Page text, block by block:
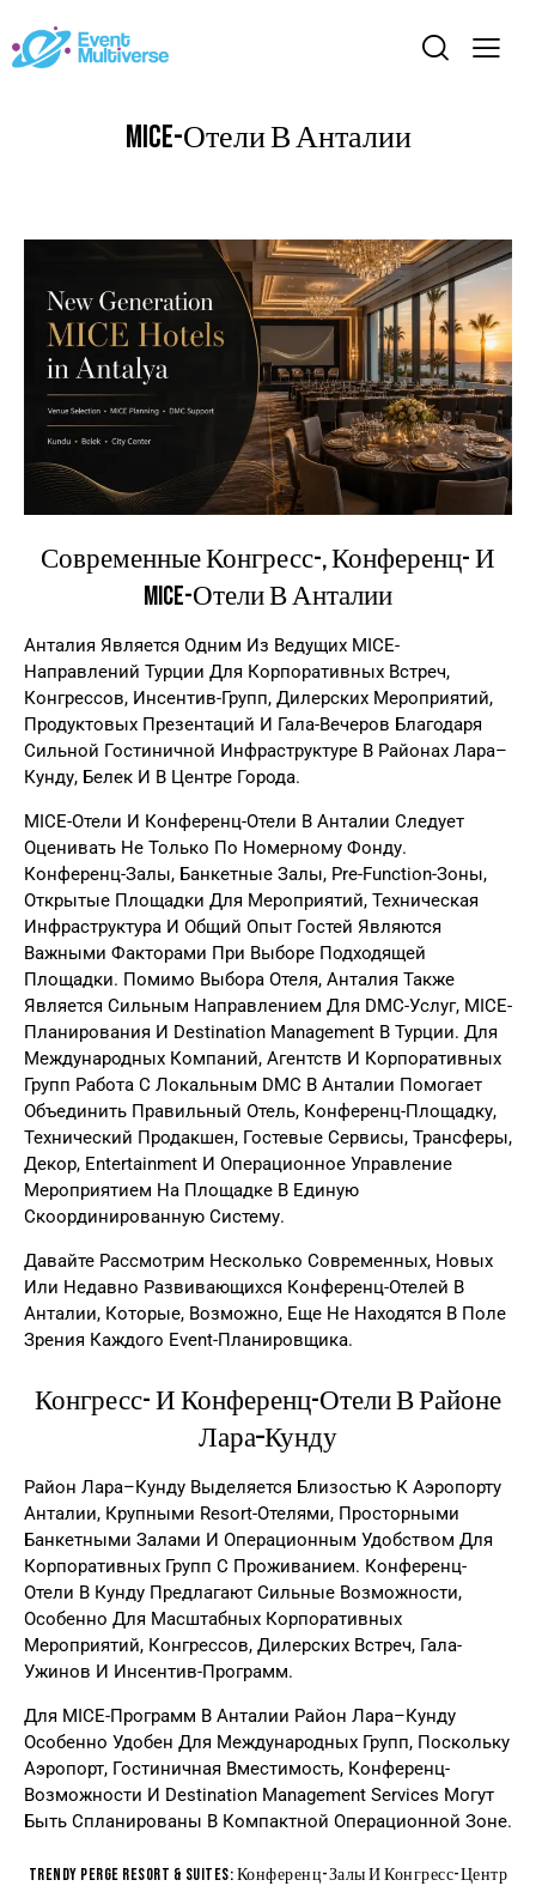
MICE-Отели В Анталии
Современные Конгресс-, Конференц- И
MICE-Отели В Анталии
Анталия Является Одним Из Ведущих MICE-
Направлений Турции Для Корпоративных Встреч,
Конгрессов, Инсентив-Групп, Дилерских Мероприятий,
Продуктовых Презентаций И Гала-Вечеров Благодаря
Сильной Гостиничной Инфраструктуре В Районах Лара–
Кунду, Белек И В Центре Города.
MICE-Отели И Конференц-Отели В Анталии Следует
Оценивать Не Только По Номерному Фонду.
Конференц-Залы, Банкетные Залы, Pre-Function-Зоны,
Открытые Площадки Для Мероприятий, Техническая
Инфраструктура И Общий Опыт Гостей Являются
Важными Факторами При Выборе Подходящей
Площадки. Помимо Выбора Отеля, Анталия Также
Является Сильным Направлением Для DMC-Услуг, MICE-
Планирования И Destination Management В Турции. Для
Международных Компаний, Агентств И Корпоративных
Групп Работа С Локальным DMC В Анталии Помогает
Объединить Правильный Отель, Конференц-Площадку,
Технический Продакшен, Гостевые Сервисы, Трансферы,
Декор, Entertainment И Операционное Управление
Мероприятием На Площадке В Единую
Скоординированную Систему.
Давайте Рассмотрим Несколько Современных, Новых
Или Недавно Развивающихся Конференц-Отелей В
Анталии, Которые, Возможно, Еще Не Находятся В Поле
Зрения Каждого Event-Планировщика.
Конгресс- И Конференц-Отели В Районе
Лара–Кунду
Район Лара–Кунду Выделяется Близостью К Аэропорту
Анталии, Крупными Resort-Отелями, Просторными
Банкетными Залами И Операционным Удобством Для
Корпоративных Групп С Проживанием. Конференц-
Отели В Кунду Предлагают Сильные Возможности,
Особенно Для Масштабных Корпоративных
Мероприятий, Конгрессов, Дилерских Встреч, Гала-
Ужинов И Инсентив-Программ.
Для MICE-Программ В Анталии Район Лара–Кунду
Особенно Удобен Для Международных Групп, Поскольку
Аэропорт, Гостиничная Вместимость, Конференц-
Возможности И Destination Management Services Могут
Быть Спланированы В Компактной Операционной Зоне.
Trendy Perge Resort & Suites: Конференц-Залы И Конгресс-Центр